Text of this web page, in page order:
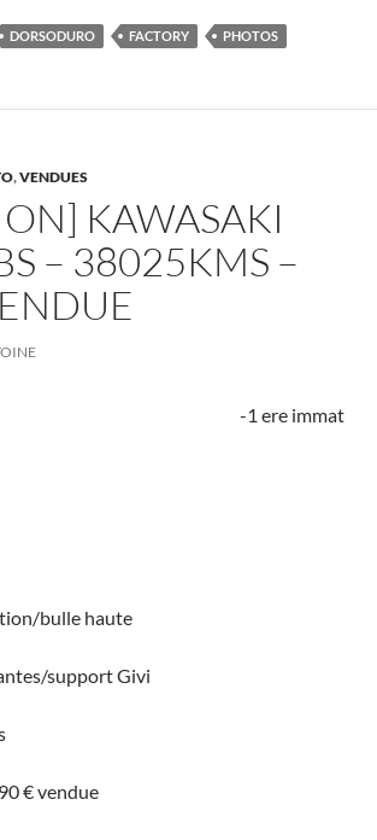
DORSODURO FACTORY PHOTOS
,VENDUES
KAWASAKI
– 38025KMS –
-1 ere immat
bulle haute
support Givi
€ vendue